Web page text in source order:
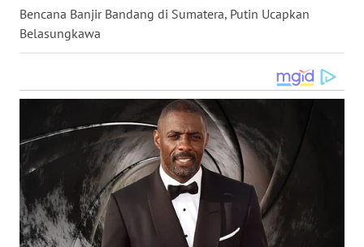
Bencana Banjir Bandang di Sumatera, Putin Ucapkan
Belasungkawa
WN
WN
WN
WN
MALUKU